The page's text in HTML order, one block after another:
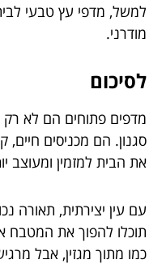
למשל, מדפי עץ טבעי
מודרני.
לסיכום
מדפים פתוחים הם לא
סגנון. הם מכניסים חיים,
את הבית למזמין ומעוצב
עם עין יצירתית, תאורה
תוכלו להפוך את המטבח
כמו מתוך מגזין, אבל